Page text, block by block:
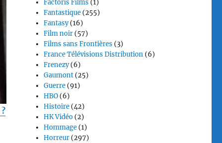
Factoris Films (1)
Fantastique (255)
Fantasy(16)
Film noir (57)
Films sans Frontières (3)
France Télévisions Distribution (6)
Frenezy(6)
Gaumont (25)
Guerre (91)
HBO (6)
Histoire (42)
HK Vidéo (2)
Hommage (1)
Horreur (297)